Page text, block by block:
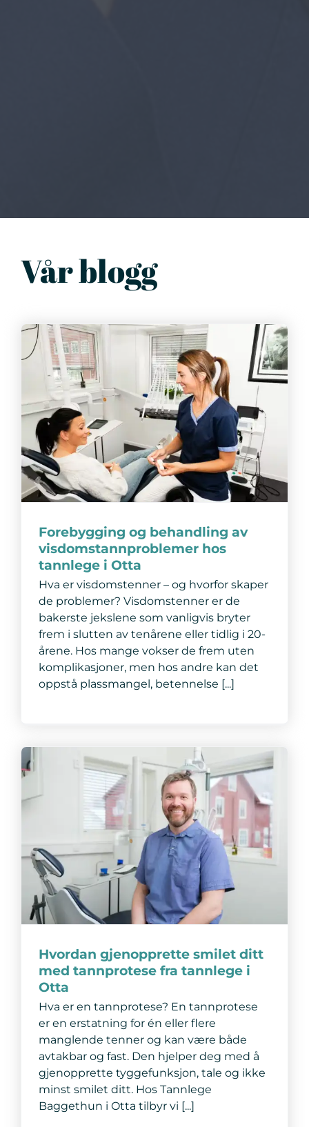
Vår blogg
Forebygging og behandling av
visdomstannproblemer hos
tannlege i Otta
Hva er visdomstenner – og hvorfor skaper
de problemer? Visdomstenner er de
bakerste jekslene som vanligvis bryter
frem i slutten av tenårene eller tidlig i 20-
årene. Hos mange vokser de frem uten
komplikasjoner, men hos andre kan det
oppstå plassmangel, betennelse [...]
Hvordan gjenopprette smilet ditt
med tannprotese fra tannlege i
Otta
Hva er en tannprotese? En tannprotese
er en erstatning for én eller flere
manglende tenner og kan være både
avtakbar og fast. Den hjelper deg med å
gjenopprette tyggefunksjon, tale og ikke
minst smilet ditt. Hos Tannlege
Baggethun i Otta tilbyr vi [...]